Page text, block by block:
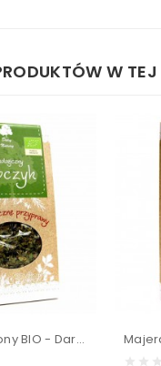
W
Lubczyk suszony BIO - Dary Natury 20 g